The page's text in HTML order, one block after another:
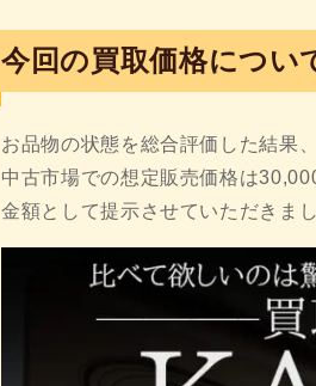
今回の買取価格につい
お品物の状態を総合評価した結果
中古市場での想定販売価格は
金額として提示させていただきまし